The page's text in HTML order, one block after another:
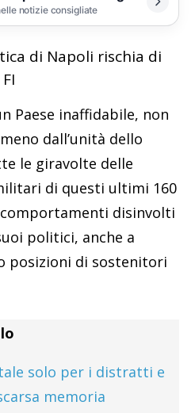
notizie consigliate
di Napoli rischia di
Paese inaffidabile, non
dall’unità dello
le giravolte delle
di questi ultimi 160
disinvolti
politici, anche a
posizioni di sostenitori
solo per i distratti e
memoria